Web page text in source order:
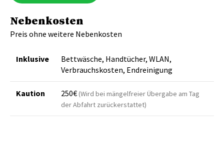
Nebenkosten
Preis ohne weitere Nebenkosten
Inklusive
Bettwäsche, Handtücher, WLAN,
Verbrauchskosten, Endreinigung
Kaution 250€ (Wird bei mängelfreier Übergabe am Tag
der Abfahrt zurückerstattet)